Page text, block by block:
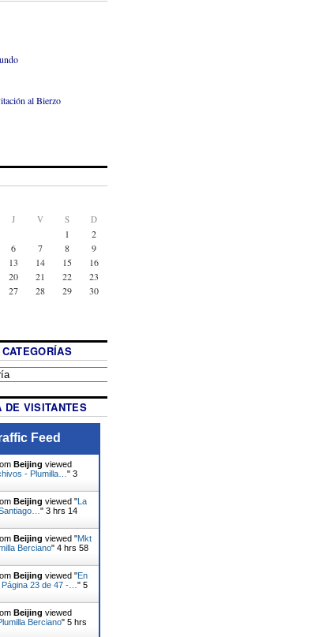
al Bierzo
J V S D
1
2
6 7 8
9
13 14 15
16
20 21 22
23
27 28 29
30
DE VISITANTES
Feed
Beijing viewed
- Plumilla… " 3
Beijing viewed "La
" 3 hrs 14
Beijing viewed "Mkt
Berciano" 4 hrs 58
Beijing viewed "En
23 de 47 -… " 5
Beijing viewed
Berciano" 5 hrs